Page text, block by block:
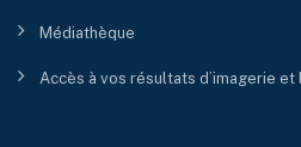
Médiathèque
Accès à vos résultats d’imagerie